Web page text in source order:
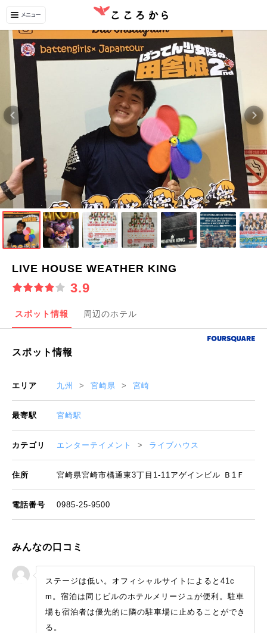
LIVE HOUSE WEATHER KING
3.9
スポット情報 周辺のホテル
スポット情報
エリア 九州 宮崎県 宮崎
最寄駅 宮崎駅
カテゴリ エンターテイメント ライブハウス
住所 宮崎県宮崎市橘通東3丁目1-11アゲインビル Ｂ1Ｆ
電話番号 0985-25-9500
みんなの口コミ
ステージは低い。オフィシャルサイトによると41c
m。宿泊は同じビルのホテルメリージュが便利。駐車
場も宿泊者は優先的に隣の駐車場に止めることができ
る。